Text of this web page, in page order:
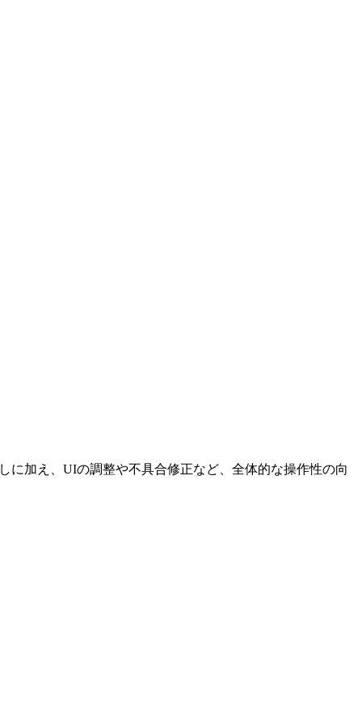
に加え、UIの調整や不具合修正など、全体的な操作性の向